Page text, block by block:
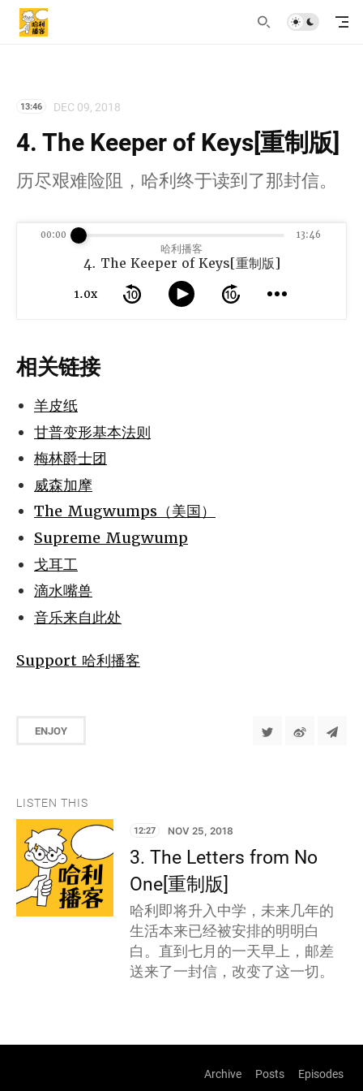
13:46 DEC 09, 2018
4. The Keeper of Keys[重制版]
历尽艰难险阻，哈利终于读到了那封信。
哈利播客
4. The Keeper of Keys[重制版]
1.0x
00:00 13:46
相关链接
羊皮纸
甘普变形基本法则
梅林爵士团
威森加摩
The Mugwumps（美国）
Supreme Mugwump
戈耳工
滴水嘴兽
音乐来自此处
Support 哈利播客
ENJOY
LISTEN THIS
12:27 NOV 25, 2018
3. The Letters from No
One[重制版]
哈利即将升入中学，未来几年的
生活本来已经被安排的明明白
白。直到七月的一天早上，邮差
送来了一封信，改变了这一切。
Archive Posts Episodes